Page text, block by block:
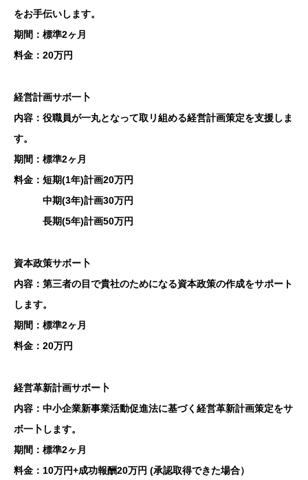
をお手伝いします。
期間：標準2ヶ月
料金：20万円
経営計画サボ一卜
内容：役職員が一丸となって取リ組める経営計画策定を支援しま
す。
期間：標準2ヶ月
料金：短期(1年)計画20万円
中期(3年)計画30万円
長期(5年)計画50万円
資本政策サボー卜
内容：第三者の目で貴社のためになる資本政策の作成をサポート
します。
期間：標準2ヶ月
料金：20万円
経営革新計画サボー卜
内容：中小企業新事業活動促進法に基づく経営革新計画策定をサ
ボ一卜します。
期間：標準2ヶ月
料金：10万円+成功報酬20万円 (承認取得できた場合）